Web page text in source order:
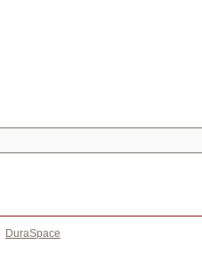
DuraSpace